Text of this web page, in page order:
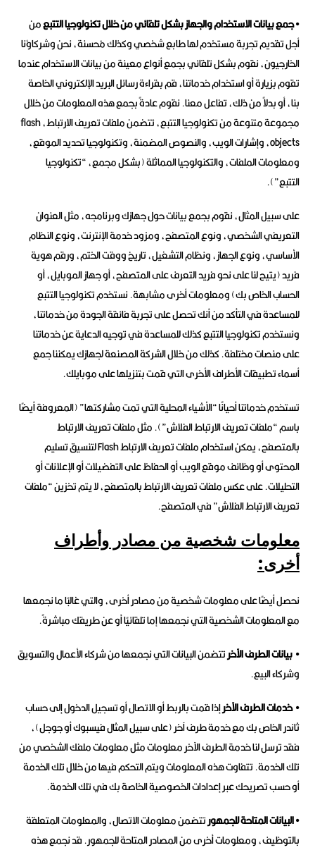
• جمع بيانات الاستخدام والجهاز بشكل تلقائي من خلال تكنولوجيا التتبعمن
أجل تقديم تجربة مستخدم لها طابع شخصي وكذلك مُحسنة، نحن وشركاؤنا
الخارجيون، نقوم بشكل تلقائي بجمع أنواع معينة من بيانات الاستخدام عندما
تقوم بزيارة أو استخدام خدماتنا، قم بقراءة رسائل البريد الإلكتروني الخاصة
بنا، أو بدلاً من ذلك، تفاعل معنا. نقوم عادةً بجمع هذه المعلومات من خلال
مجموعة متنوعة من تكنولوجيا التتبع، تتضمن ملفات تعريف الارتباط، flash
objects، وإشارات الويب، والنصوص المضمنة، وتكنولوجيا تحديد الموقع،
ومعلومات الملفات، والتكنولوجيا المماثلة (بشكل مجمع، “تكنولوجيا
التتبع”).
على سبيل المثال، نقوم بجمع بيانات حول جهازك وبرنامجه، مثل العنوان
التعريفي الشخصي، ونوع المتصفح، ومزود خدمة الإنترنت، ونوع النظام
الأساسي، ونوع الجهاز، ونظام التشغيل، تاريخ ووقت الختم، ورقم هوية
فريد (يتيح لنا على نحو فريد التعرف على المتصفح، أو جهاز الموبايل، أو
الحساب الخاص بك) ومعلومات أخرى مشابهة. نستخدم تكنولوجيا التتبع
للمساعدة في التأكد من أنك تحصل على تجربة فائقة الجودة من خدماتنا،
ونستخدم تكنولوجيا التتبع كذلك للمساعدة في توجيه الدعاية عن خدماتنا
على منصات مختلفة. كذلك من خلال الشركة المصنعة لجهازك يمكننا جمع
أسماء تطبيقات الأطراف الأخرى التي قمت بتنزيلها على موبايلك.
تستخدم خدماتنا أحيانًا “الأشياء المحلية التي تمت مشاركتها” (المعروفة أيضًا
باسم “ملفات تعريف الارتباط الفلاش”). مثل ملفات تعريف الارتباط
بالمتصفح، يمكن استخدام ملفات تعريف الارتباط Flash لتنسيق تسليم
المحتوى أو وظائف موقع الويب أو الحفاظ على التفضيلات أو الإعلانات أو
التحليلات. على عكس ملفات تعريف الارتباط بالمتصفح، لا يتم تخزين “ملفات
تعريف الارتباط الفلاش” في المتصفح.
معلومات شخصية من مصادر وأطراف
أخرى:
نحصل أيضًا على معلومات شخصية من مصادر أخرى، والتي غالبًا ما نجمعها
مع المعلومات الشخصية التي نجمعها إما تلقائيًا أو عن طريقك مباشرةً.
• بيانات الطرف الآخرتتضمن البيانات التي نجمعها من شركاء الأعمال والتسويق
وشركاء البيع.
• خدمات الطرف الآخرإذا قمت بالربط أو الاتصال أو تسجيل الدخول إلى حساب
ثاندر الخاص بك مع خدمة طرف آخر (على سبيل المثال فيسبوك أو جوجل)،
فقد ترسل لنا خدمة الطرف الآخر معلومات مثل معلومات ملفك الشخصي من
تلك الخدمة. تتفاوت هذه المعلومات ويتم التحكم فيها من خلال تلك الخدمة
أو حسب تصريحك عبر إعدادات الخصوصية الخاصة بك في تلك الخدمة.
• البيانات المتاحة للجمهورتتضمن معلومات الاتصال، والمعلومات المتعلقة
بالتوظيف، ومعلومات أخرى من المصادر المتاحة للجمهور. قد نجمع هذه